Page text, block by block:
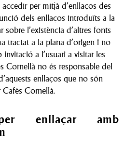
per mitjà d’enllaços des
dels enllaços introduïts a la
sobre l’existència d’altres fonts
tractat a la plana d’origen i no
a l’usuari a visitar les
Cornellà no és responsable del
enllaços que no són
Cornellà.
enllaçar amb